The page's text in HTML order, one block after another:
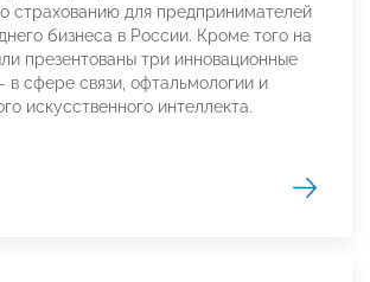
страхованию для предпринимателей
бизнеса в России. Кроме того на
презентованы три инновационные
в сфере связи, офтальмологии и
искусственного интеллекта.